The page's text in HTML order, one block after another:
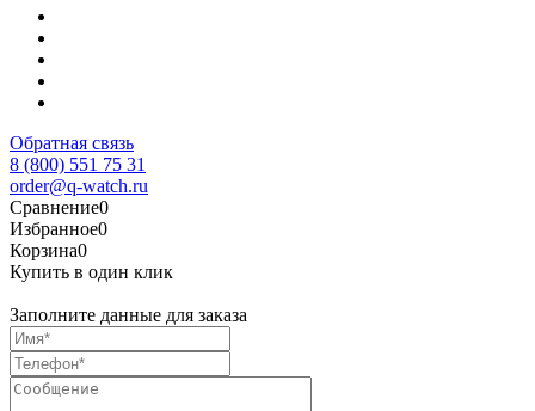
Обратная связь
8 (800) 551 75 31
order@q-watch.ru
Сравнение0
Избранное0
Корзина0
Купить в один клик
Заполните данные для заказа